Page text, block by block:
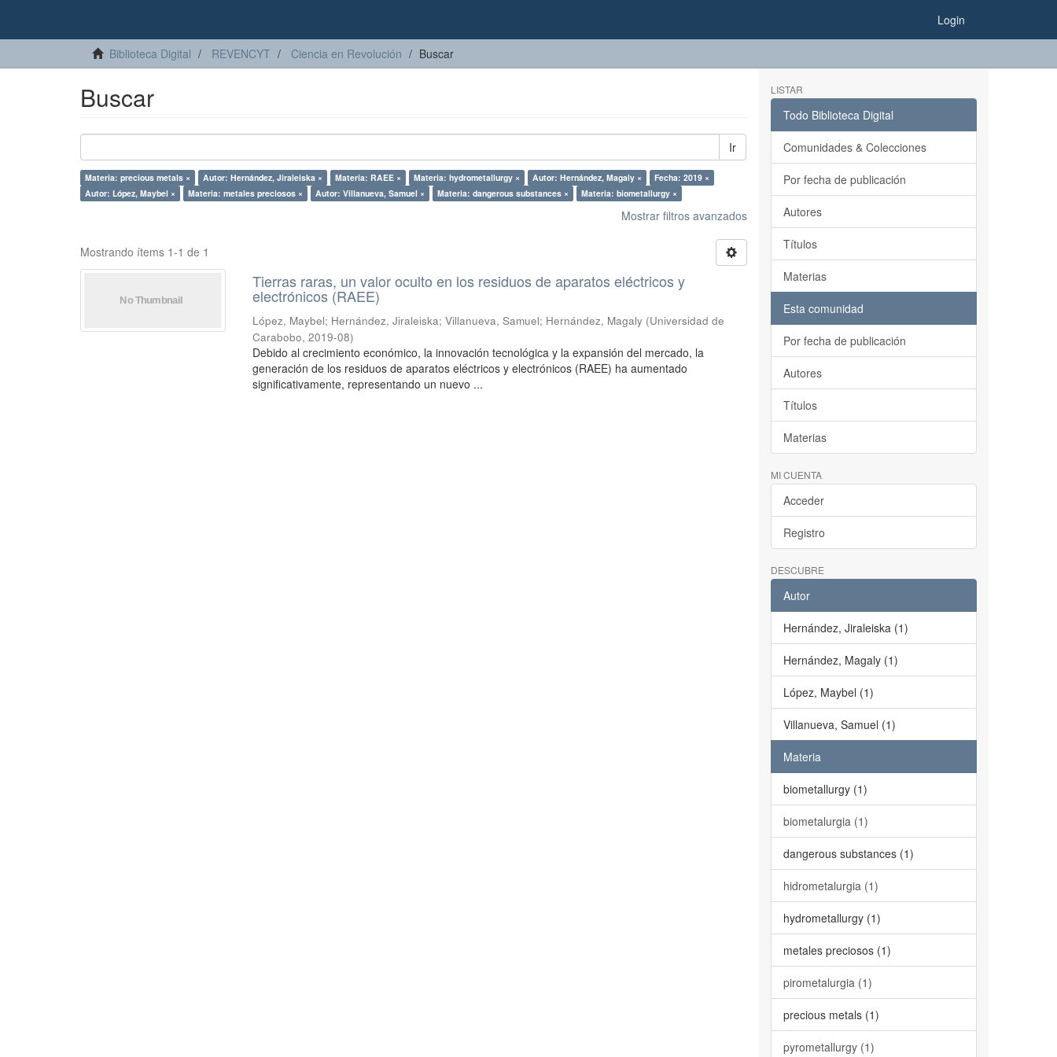
Login
Biblioteca Digital REVENCYT Ciencia en Revolución Buscar
Buscar
Ir
Materia: precious metals × Autor: Hernández, Jiraleiska × Materia: RAEE × Materia: hydrometallurgy × Autor: Hernández, Magaly ×
Fecha: 2019 ×
Autor: López, Maybel ×
Materia: metales preciosos × Autor: Villanueva, Samuel × Materia: dangerous substances × Materia: biometallurgy ×
Mostrar filtros avanzados
Mostrando ítems 1-1 de 1
Tierras raras, un valor oculto en los residuos de aparatos eléctricos y
electrónicos (RAEE)
López, Maybel; Hernández, Jiraleiska;Villanueva, Samuel; Hernández, Magaly (Universidad de
Carabobo,2019-08)
Debido al crecimiento económico, la innovación tecnológica y la expansión del mercado, la
generación de los residuos de aparatos eléctricos y electrónicos (RAEE) ha aumentado
significativamente, representando un nuevo ...
LISTAR
Todo Biblioteca Digital
Comunidades & Colecciones
Por fecha de publicación
Autores
Títulos
Materias
Esta comunidad
Por fecha de publicación
Autores
Títulos
Materias
MI CUENTA
Acceder
Registro
DESCUBRE
Autor
Hernández, Jiraleiska (1)
Hernández, Magaly (1)
López, Maybel (1)
Villanueva, Samuel (1)
Materia
biometallurgy (1)
biometalurgia (1)
dangerous substances (1)
hidrometalurgia (1)
hydrometallurgy (1)
metales preciosos (1)
pirometalurgia (1)
precious metals (1)
pyrometallurgy (1)